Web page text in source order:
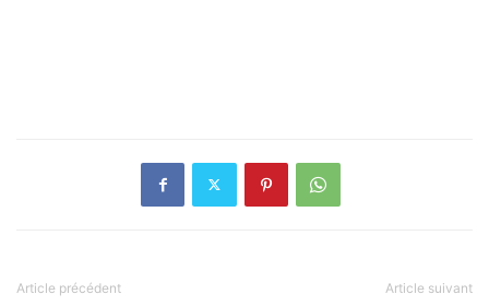
Article précédent Article suivant